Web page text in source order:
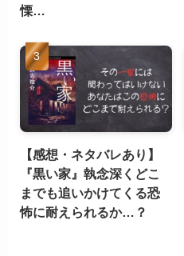
慄…
【感想・ネタバレあり】
『黒い家』執念深くどこ
までも追いかけてくる恐
怖に耐えられるか…？